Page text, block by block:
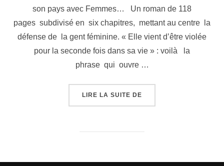
son pays avec Femmes… Un roman de 118
pages subdivisé en six chapitres, mettant au centre la
défense de la gent féminine. « Elle vient d’être violée
pour la seconde fois dans sa vie » : voilà la
phrase qui ouvre …
LIRE LA SUITE DE